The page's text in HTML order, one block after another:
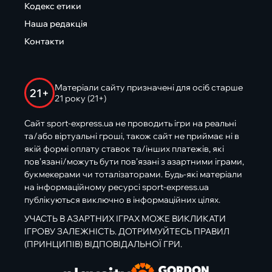
Кодекс етики
Наша редакція
Контакти
21+
Матеріали сайту призначені для осіб старше
21 року (21+)
Сайт sport-express.ua не проводить ігри на реальні
та/або віртуальні гроші, також сайт не приймає ні в
якій формі оплату ставок та/інших платежів, які
пов’язані/можуть бути пов’язані з азартними іграми,
букмекерами чи тоталізаторами. Будь-які матеріали
на інформаційному ресурсі sport-express.ua
публікуються виключно в інформаційних цілях.
УЧАСТЬ В АЗАРТНИХ ІГРАХ МОЖЕ ВИКЛИКАТИ
ІГРОВУ ЗАЛЕЖНІСТЬ. ДОТРИМУЙТЕСЬ ПРАВИЛ
(ПРИНЦИПІВ) ВІДПОВІДАЛЬНОЇ ГРИ.